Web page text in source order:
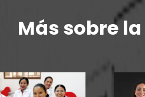
Más sobre la